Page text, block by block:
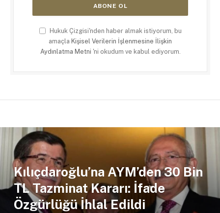
Hukuk Çizgisi'nden haber almak istiyorum, bu
amaçla Kişisel Verilerin İşlenmesine İlişkin
Aydınlatma Metni 'ni okudum ve kabul ediyorum.
Kılıçdaroğlu’na AYM’den 30 Bin
TL Tazminat Kararı: İfade
Özgürlüğü İhlal Edildi